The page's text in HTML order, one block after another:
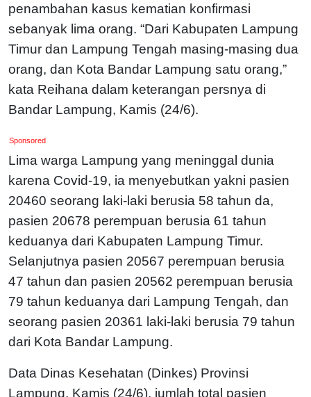
penambahan kasus kematian konfirmasi
sebanyak lima orang. “Dari Kabupaten Lampung
Timur dan Lampung Tengah masing-masing dua
orang, dan Kota Bandar Lampung satu orang,”
kata Reihana dalam keterangan persnya di
Bandar Lampung, Kamis (24/6).
Sponsored
Lima warga Lampung yang meninggal dunia
karena Covid-19, ia menyebutkan yakni pasien
20460 seorang laki-laki berusia 58 tahun da,
pasien 20678 perempuan berusia 61 tahun
keduanya dari Kabupaten Lampung Timur.
Selanjutnya pasien 20567 perempuan berusia
47 tahun dan pasien 20562 perempuan berusia
79 tahun keduanya dari Lampung Tengah, dan
seorang pasien 20361 laki-laki berusia 79 tahun
dari Kota Bandar Lampung.
Data Dinas Kesehatan (Dinkes) Provinsi
Lampung, Kamis (24/6), jumlah total pasien